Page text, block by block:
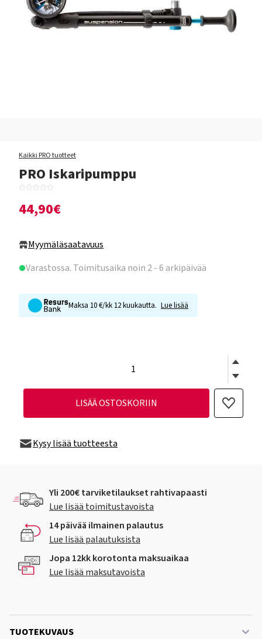
Kaikki PRO tuotteet
PRO Iskaripumppu
44,90€
Myymäläsaatavuus
Varastossa. Toimitusaika noin 2 - 6 arkipäivää
Maksa 10 €/kk 12 kuukautta. Lue lisää
LISÄÄ OSTOSKORIIN
Kysy lisää tuotteesta
Yli 200€ tarviketilaukset rahtivapaasti
Lue lisää toimitustavoista
14 päivää ilmainen palautus
Lue lisää palautuksista
Jopa 12kk korotonta maksuaikaa
Lue lisää maksutavoista
TUOTEKUVAUS